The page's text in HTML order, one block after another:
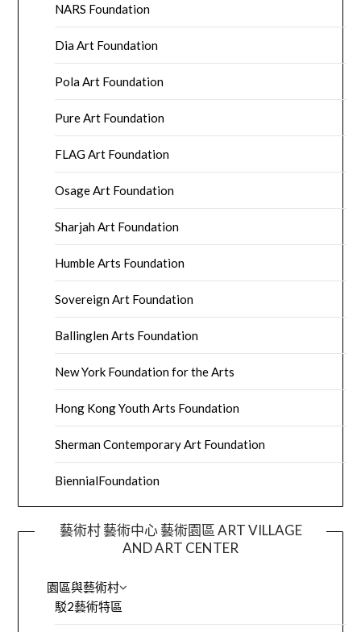
NARS Foundation
Dia Art Foundation
Pola Art Foundation
Pure Art Foundation
FLAG Art Foundation
Osage Art Foundation
Sharjah Art Foundation
Humble Arts Foundation
Sovereign Art Foundation
Ballinglen Arts Foundation
New York Foundation for the Arts
Hong Kong Youth Arts Foundation
Sherman Contemporary Art Foundation
BiennialFoundation
藝術村 藝術中心 藝術園區 ART VILLAGE
AND ART CENTER
園區與藝術村
駁2藝術特區